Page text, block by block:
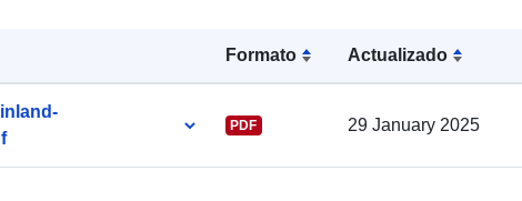
Formato Actualizado
PDF 29 January 2025
Otros
uriRef: